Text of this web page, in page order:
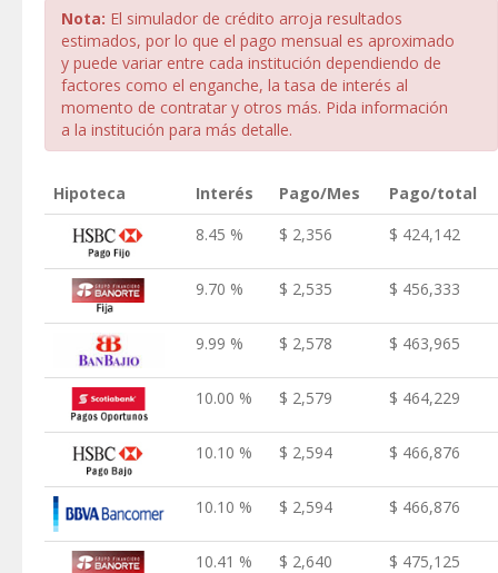
Nota: El simulador de crédito arroja resultados
estimados, por lo que el pago mensual es aproximado
y puede variar entre cada institución dependiendo de
factores como el enganche, la tasa de interés al
momento de contratar y otros más. Pida información
a la institución para más detalle.
Hipoteca Interés Pago/Mes
Pago/total
8.45 %
$ 2,356 $ 424,142
9.70 % $ 2,535 $ 456,333
9.99 % $ 2,578 $ 463,965
10.00 % $ 2,579 $ 464,229
10.10 % $ 2,594 $ 466,876
10.10 % $ 2,594 $ 466,876
10.41 % $ 2,640 $ 475,125